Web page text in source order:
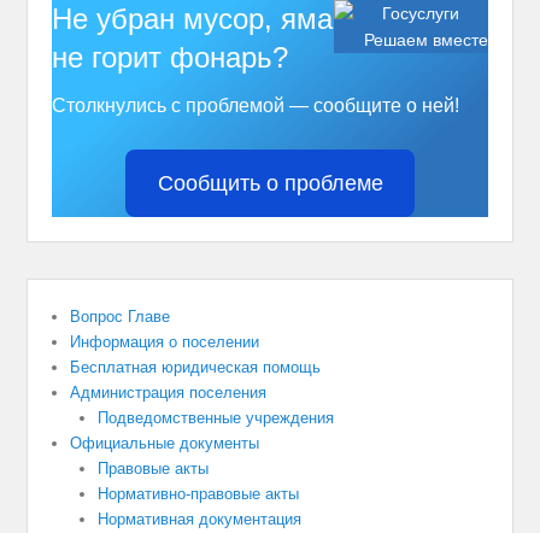
Решаем вместе
Не убран мусор, яма на дороге,
не горит фонарь?
Столкнулись с проблемой — сообщите о ней!
Сообщить о проблеме
Вопрос Главе
Информация о поселении
Бесплатная юридическая помощь
Администрация поселения
Подведомственные учреждения
Официальные документы
Правовые акты
Нормативно-правовые акты
Нормативная документация